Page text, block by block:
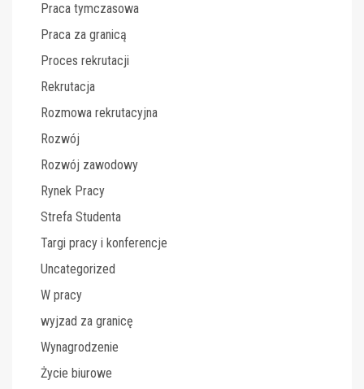
Praca tymczasowa
Praca za granicą
Proces rekrutacji
Rekrutacja
Rozmowa rekrutacyjna
Rozwój
Rozwój zawodowy
Rynek Pracy
Strefa Studenta
Targi pracy i konferencje
Uncategorized
W pracy
wyjzad za granicę
Wynagrodzenie
Życie biurowe